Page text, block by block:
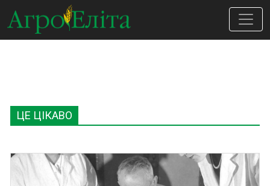
ЦЕ ЦІКАВО